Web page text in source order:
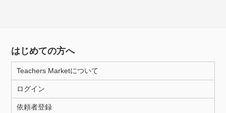
月曜日 火曜日
所属大学
はじめての方へ
Teachers Marketについて
ログイン
依頼者登録